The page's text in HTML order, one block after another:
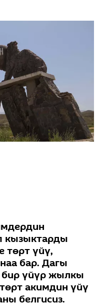
кызыктарды
төрт үйү,
бар. Дагы
бир үйүр жылкы
акимдин үйү
белгисиз.